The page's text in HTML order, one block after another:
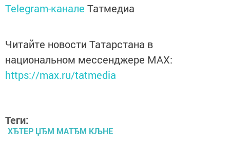
Telegram-канале Татмедиа
Читайте новости Татарстана в
национальном мессенджере MАХ:
https://max.ru/tatmedia
Теги:
ХЂТЕР ЏЂМ МАТЂМ КЉНЕ